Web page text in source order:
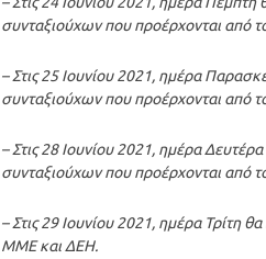
συνταξιούχων που προέρχονται από
– Στις 25 Ιουνίου 2021, ημέρα
συνταξιούχων που προέρχονται από
– Στις 28 Ιουνίου 2021, ημέρα
συνταξιούχων που προέρχονται από
– Στις 29 Ιουνίου 2021, ημέρα Τρίτη
ΜΜΕ και ΔΕΗ.